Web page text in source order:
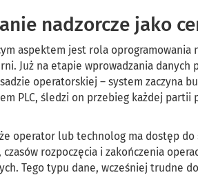
nadzorcze jako
aspektem jest rola oprogramowania
Już na etapie wprowadzania
operatorskiej – system zaczyna
PLC, śledzi on przebieg każdej
operator lub technolog ma dostęp
czasów rozpoczęcia i zakończenia
Tego typu dane, wcześniej trudne